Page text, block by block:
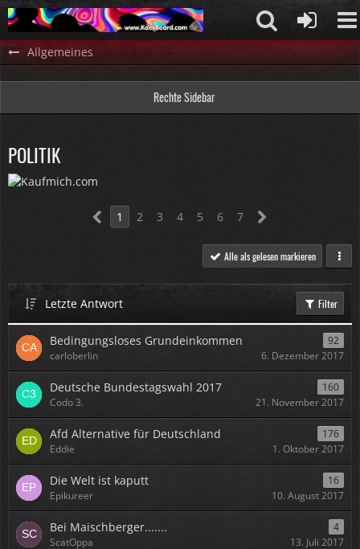
Allgemeines
POLITIK
1 2 3 4 5 6 7
Alle als gelesen markieren
Letzte Antwort Filter
Bedingungsloses Grundeinkommen
92
carloberlin
6. Dezember 2017
Deutsche Bundestagswahl 2017
160
Codo 3.
21. November 2017
Afd Alternative für Deutschland
176
Eddie
1. Oktober 2017
Die Welt ist kaputt
16
Epikureer
10. August 2017
Bei Maischberger.......
4
ScatOppa
13. Juli 2017
Rechte Sidebar